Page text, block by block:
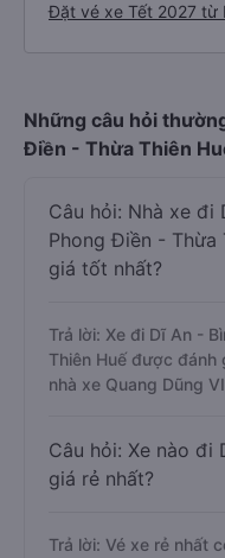
Đặt vé xe Tết 2027 từ
Những câu hỏi
Điền - Thừa Thiên
Câu hỏi: Nhà xe đi
Phong Điền - Thừa
giá tốt nhất?
Trả lời: Xe đi Dĩ An -
Thiên Huế được
nhà xe Quang Dũng
Câu hỏi: Xe nào đi
giá rẻ nhất?
Trả lời: Vé xe rẻ nhất